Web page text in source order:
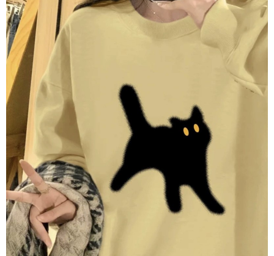
AFTEE。
若您對於個人資料之處理、利用有任何疑問，或欲行使相關法律權利，請聯
繫恩沛科技股份有限公司。若您不同意我們將上開所示之個人資料，連同必
要之購買訂單資訊提供予 AFTEE ，或讓 AFTEE 蒐集處理利用您的個人資
料，請勿選用本服務。